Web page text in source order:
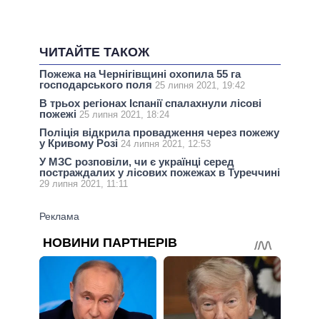
ЧИТАЙТЕ ТАКОЖ
Пожежа на Чернігівщині охопила 55 га
господарського поля 25 липня 2021, 19:42
В трьох регіонах Іспанії спалахнули лісові
пожежі 25 липня 2021, 18:24
Поліція відкрила провадження через пожежу
у Кривому Розі 24 липня 2021, 12:53
У МЗС розповіли, чи є українці серед
постраждалих у лісових пожежах в Туреччині
29 липня 2021, 11:11